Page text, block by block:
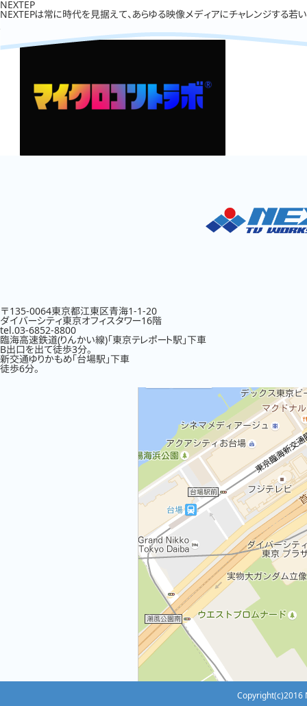
NEXTEP
NEXTEPは常に時代を見据えて、あらゆる映像メディアにチャレンジする若
〒135-0064東京都江東区青海1-1-20
ダイバーシティ東京オフィスタワー16階
tel.03-6852-8800
臨海高速鉄道(りんかい線)「東京テレポート駅」下車
B出口を出て徒歩3分。
新交通ゆりかもめ「台場駅」下車
徒歩6分。
Copyright(c)2016